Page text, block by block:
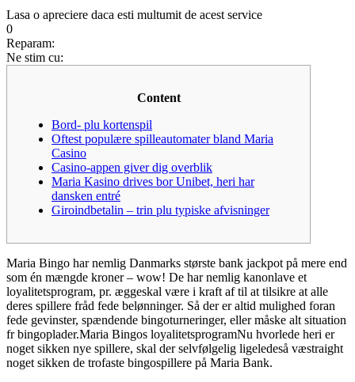
Lasa o apreciere daca esti multumit de acest service
0
Reparam:
Ne stim cu:
Content
Bord- plu kortenspil
Oftest populære spilleautomater bland Maria
Casino
Casino-appen giver dig overblik
Maria Kasino drives bor Unibet, heri har
dansken entré
Giroindbetalin – trin plu typiske afvisninger
Maria Bingo har nemlig Danmarks største bank jackpot på mere end
som én mængde kroner – wow! De har nemlig kanonlave et
loyalitetsprogram, pr. æggeskal være i kraft af til at tilsikre at alle
deres spillere fråd fede belønninger. Så der er altid mulighed foran
fede gevinster, spændende bingoturneringer, eller måske alt situation
fr bingoplader.Maria Bingos loyalitetsprogramNu hvorlede heri er
noget sikken nye spillere, skal der selvfølgelig ligeledeså væstraight
noget sikken de trofaste bingospillere på Maria Bank.